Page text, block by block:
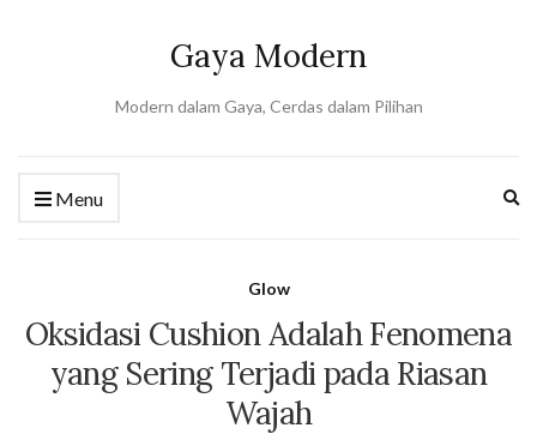
Gaya Modern
Modern dalam Gaya, Cerdas dalam Pilihan
Menu
Glow
Oksidasi Cushion Adalah Fenomena
yang Sering Terjadi pada Riasan
Wajah